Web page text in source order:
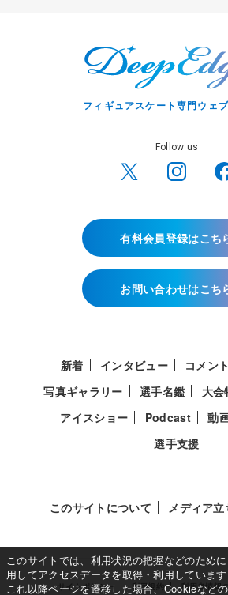
フィギュアスケート専門ウェ
Follow us
有料会員登録はこち
お問い合わせはこち
新着 インタビュー コメン
写真ギャラリー
選手名鑑 大会
アイスショー
Podcast 動
選手支援
このサイトについて メディア
サイトポリシー 利用規約 利用者情報
このサイトでは、利用状況の把握などのため
用してアクセスデータを取得・利用しています
これ以降ページを遷移した場合、Cookieなど